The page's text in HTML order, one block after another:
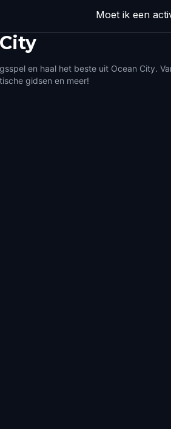
Moet ik een
en haal het beste uit Ocean City.
gidsen en meer!